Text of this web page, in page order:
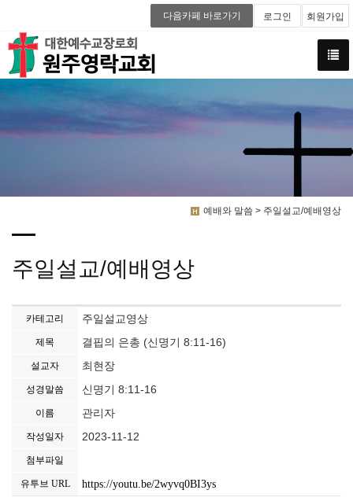
다음카페 바로가기 로그인 회원가입
예배와 말씀 > 주일설교/예배영상
주일설교/예배영상
카테고리 주일설교영상
제목 결핍의 은총 (신명기 8:11-16)
설교자 최현장
성경말씀 신명기 8:11-16
이름 관리자
작성일자 2023-11-12
첨부파일
유투브 URL https://youtu.be/2wyvq0BI3ys